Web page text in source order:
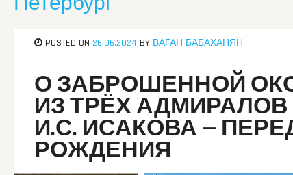
POSTED ON 26.06.2024 BY ВАГАН БАБАХАНЯН
О ЗАБРОШЕННОЙ
ИЗ ТРЁХ
И.С. ИСАКОВА —
РОЖДЕНИЯ